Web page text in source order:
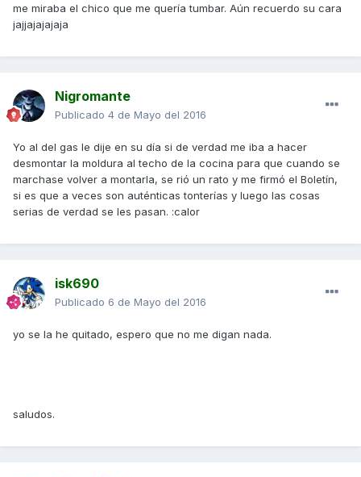
me miraba el chico que me quería tumbar. Aún recuerdo su cara
jajjajajajaja
Nigromante
Publicado 4 de Mayo del 2016
Yo al del gas le dije en su día si de verdad me iba a hacer
desmontar la moldura al techo de la cocina para que cuando se
marchase volver a montarla, se rió un rato y me firmó el Boletín,
si es que a veces son auténticas tonterías y luego las cosas
serias de verdad se les pasan. :calor
isk690
Publicado 6 de Mayo del 2016
yo se la he quitado, espero que no me digan nada.
saludos.